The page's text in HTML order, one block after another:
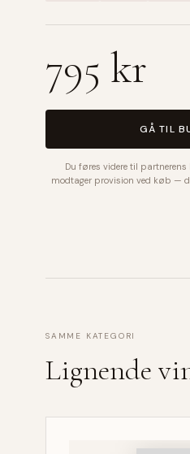
795 kr
GÅ TIL
Du føres videre til
modtager provision ved køb —
SAMME KATEGORI
Lignende